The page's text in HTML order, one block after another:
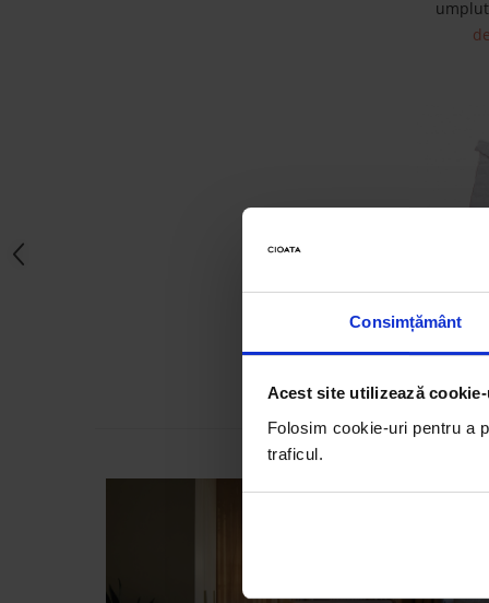
Consimțământ
Acest site utilizează
Folosim cookie-uri pentru a
traficul.
Paturi Tapitate